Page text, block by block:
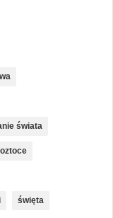
świata
święta